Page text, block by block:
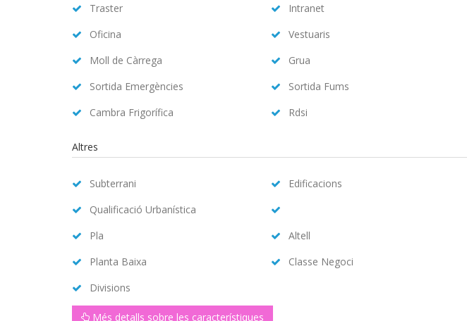
Traster
Intranet
Oficina
Vestuaris
Moll de Càrrega
Grua
Sortida Emergències
Sortida Fums
Cambra Frigorífica
Rdsi
Altres
Subterrani Edificacions
Qualificació Urbanística
Pla
Altell
Planta Baixa
Classe Negoci
Divisions
Més detalls sobre les característiques